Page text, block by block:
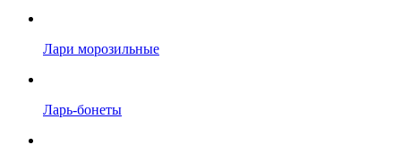
Лари морозильные
Ларь-бонеты